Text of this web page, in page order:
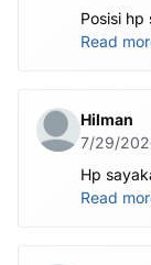
Posisi hp
.habis
Read
Hilman
7/29/
Hp
ditest
Read